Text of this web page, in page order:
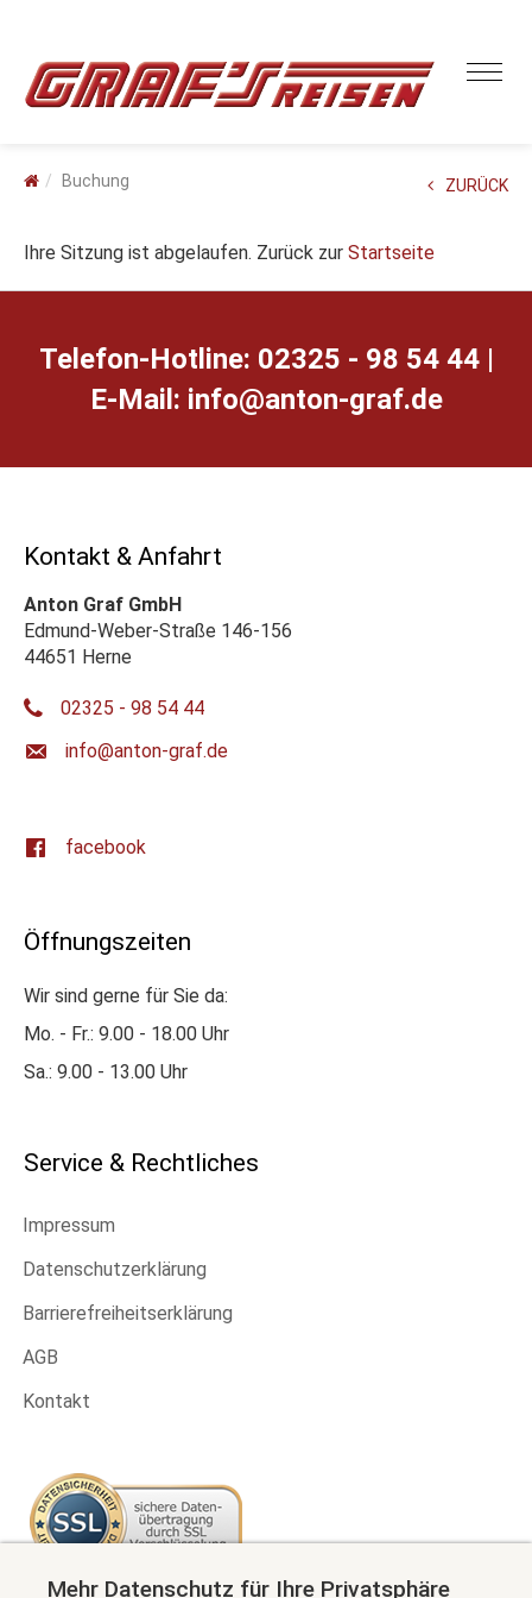
Buchung ZURÜCK
Ihre Sitzung ist abgelaufen. Zurück zur Startseite
Telefon-Hotline: 02325 - 98 54 44 |
E-Mail: ed.farg-notna@ofni
Kontakt & Anfahrt
Anton Graf GmbH
Edmund-Weber-Straße 146-156
44651 Herne
02325 - 98 54 44
ed.farg-notna@ofni
facebook
Öffnungszeiten
Wir sind gerne für Sie da:
Mo. - Fr.: 9.00 - 18.00 Uhr
Sa.: 9.00 - 13.00 Uhr
Service & Rechtliches
Impressum
Datenschutzerklärung
Barrierefreiheitserklärung
AGB
Kontakt
Mehr Datenschutz für Ihre Privatsphäre